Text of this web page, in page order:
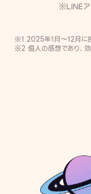
※LINEア
※1 2025年1月〜12月に
※2 個人の感想であり、